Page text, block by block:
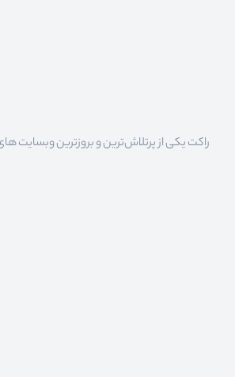
راکت یکی از پرتلاش‌ترین و بروزترین وبسایت